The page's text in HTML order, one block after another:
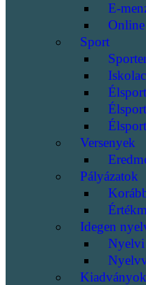
E-
Online
Sport
Versenyek
Pályázatok
Idegen
Nyelvi
Kiadványok